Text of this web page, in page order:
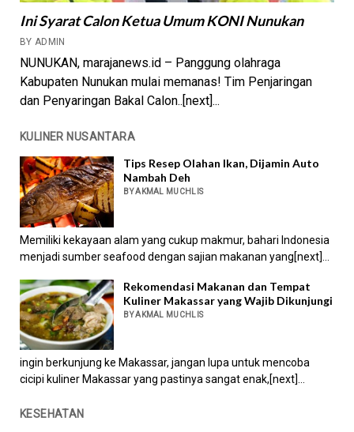
Ini Syarat Calon Ketua Umum KONI Nunukan
BY ADMIN
NUNUKAN, marajanews.id – Panggung olahraga
Kabupaten Nunukan mulai memanas! Tim Penjaringan
dan Penyaringan Bakal Calon..[next]...
KULINER NUSANTARA
Tips Resep Olahan Ikan, Dijamin Auto
Nambah Deh
BY AKMAL MUCHLIS
Memiliki kekayaan alam yang cukup makmur, bahari Indonesia
menjadi sumber seafood dengan sajian makanan yang[next]...
Rekomendasi Makanan dan Tempat
Kuliner Makassar yang Wajib Dikunjungi
BY AKMAL MUCHLIS
ingin berkunjung ke Makassar, jangan lupa untuk mencoba
cicipi kuliner Makassar yang pastinya sangat enak,[next]...
KESEHATAN